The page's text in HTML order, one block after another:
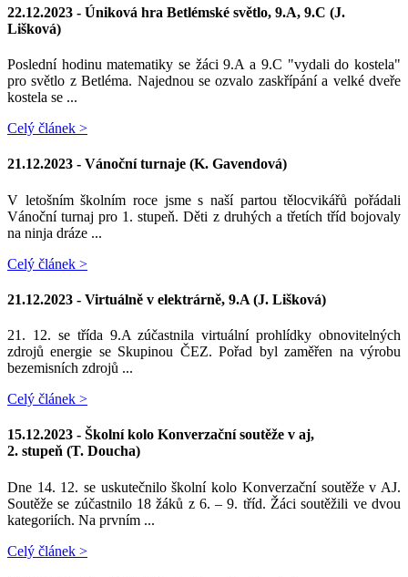
22.12.2023 - Úniková hra Betlémské světlo, 9.A, 9.C (J.
Lišková)
Poslední hodinu matematiky se žáci 9.A a 9.C "vydali do kostela"
pro světlo z Betléma. Najednou se ozvalo zaskřípání a velké dveře
kostela se ...
Celý článek >
21.12.2023 - Vánoční turnaje (K. Gavendová)
V letošním školním roce jsme s naší partou tělocvikářů pořádali
Vánoční turnaj pro 1. stupeň. Děti z druhých a třetích tříd bojovaly
na ninja dráze ...
Celý článek >
21.12.2023 - Virtuálně v elektrárně, 9.A (J. Lišková)
21. 12. se třída 9.A zúčastnila virtuální prohlídky obnovitelných
zdrojů energie se Skupinou ČEZ. Pořad byl zaměřen na výrobu
bezemisních zdrojů ...
Celý článek >
15.12.2023 - Školní kolo Konverzační soutěže v aj,
2. stupeň (T. Doucha)
Dne 14. 12. se uskutečnilo školní kolo Konverzační soutěže v AJ.
Soutěže se zúčastnilo 18 žáků z 6. – 9. tříd. Žáci soutěžili ve dvou
kategoriích. Na prvním ...
Celý článek >